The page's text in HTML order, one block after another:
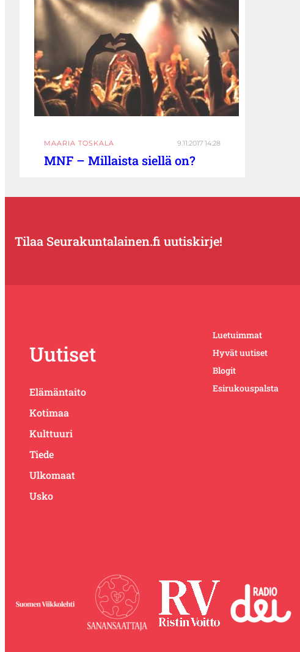
MAARIA TOSKALA 9.11.2017 14:28
MNF – Millaista siellä on?
Tilaa Seurakuntalainen.fi uutiskirje!
Uutiset
Elämäntaito
Kotimaa
Kulttuuri
Tiede
Ulkomaat
Usko
Luetuimmat
Hyvät uutiset
Blogit
Esirukouspalsta